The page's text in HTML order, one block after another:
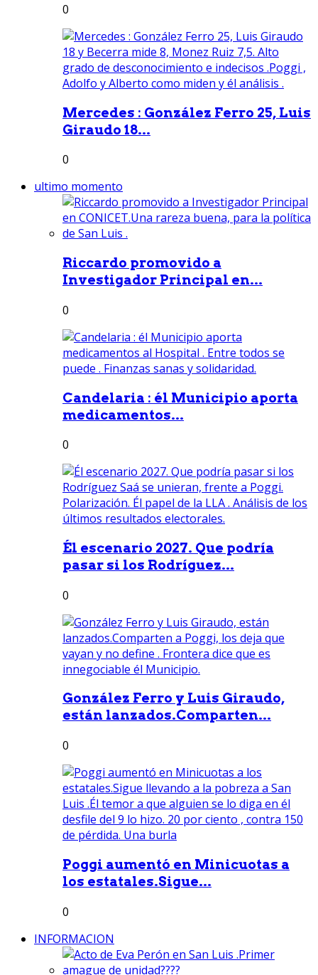
0
Mercedes : González Ferro 25, Luis
Giraudo 18...
0
ultimo momento
Riccardo promovido a
Investigador Principal en...
0
Candelaria : él Municipio aporta
medicamentos...
0
Él escenario 2027. Que podría
pasar si los Rodríguez...
0
González Ferro y Luis Giraudo,
están lanzados.Comparten...
0
Poggi aumentó en Minicuotas a
los estatales.Sigue...
0
INFORMACION